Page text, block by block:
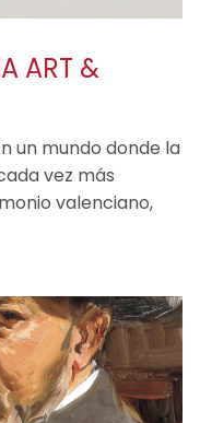
ART &
un mundo donde la
vez más
valenciano,